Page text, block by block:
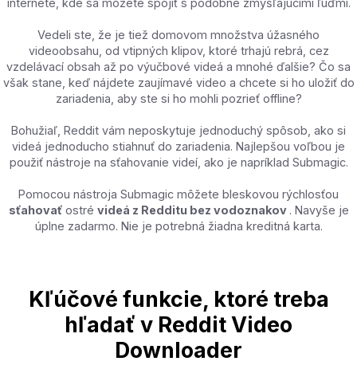
internete, kde sa môžete spojiť s podobne zmýšľajúcimi ľuďmi.
Vedeli ste, že je tiež domovom množstva úžasného
videoobsahu, od vtipných klipov, ktoré trhajú rebrá, cez
vzdelávací obsah až po výučbové videá a mnohé ďalšie? Čo sa
však stane, keď nájdete zaujímavé video a chcete si ho uložiť do
zariadenia, aby ste si ho mohli pozrieť offline?
Bohužiaľ, Reddit vám neposkytuje jednoduchý spôsob, ako si
videá jednoducho stiahnuť do zariadenia. Najlepšou voľbou je
použiť nástroje na sťahovanie videí, ako je napríklad Submagic.
Pomocou nástroja Submagic môžete bleskovou rýchlosťou
sťahovaťostré videá z Redditu bez vodoznakov . Navyše je
úplne zadarmo. Nie je potrebná žiadna kreditná karta.
Kľúčové funkcie, ktoré treba
hľadať v Reddit Video
Downloader